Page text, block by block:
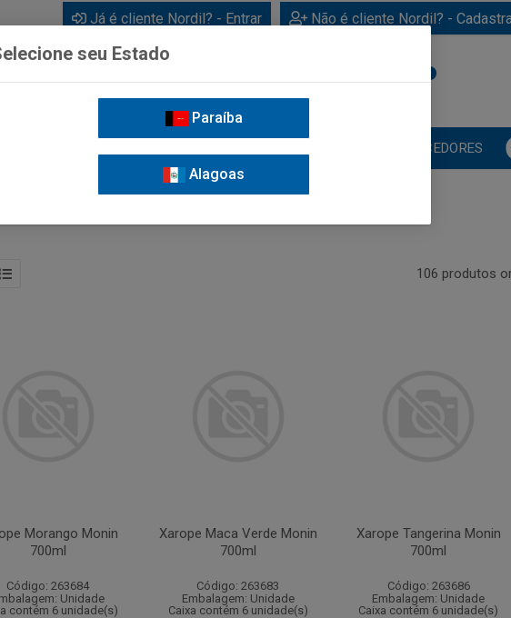
Já é cliente Nordil? - Entrar Não é cliente Nordil? -
FORNECEDORES
106 produtos
Morango Monin
700ml
Código: 263684
Unidade
contém 6 unidade(s)
Xarope Maca Verde Monin
700ml
Código: 263683
Embalagem: Unidade
Caixa contém 6 unidade(s)
Xarope Tangerina Monin
700ml
Código: 263686
Embalagem: Unidade
Caixa contém 6 unidade(s)
seu Estado
Paraíba
Alagoas